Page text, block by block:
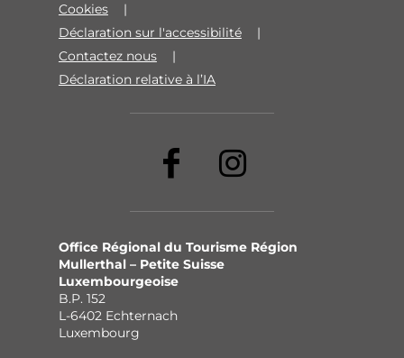
Cookies
Déclaration sur l'accessibilité
Contactez nous
Déclaration relative à l’IA
Office Régional du Tourisme Région
Mullerthal – Petite Suisse
Luxembourgeoise
B.P. 152
L-6402 Echternach
Luxembourg